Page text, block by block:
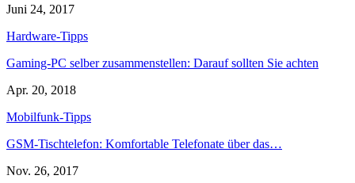
Juni 24, 2017
Hardware-Tipps
Gaming-PC selber zusammenstellen: Darauf sollten Sie achten
Apr. 20, 2018
Mobilfunk-Tipps
GSM-Tischtelefon: Komfortable Telefonate über das…
Nov. 26, 2017